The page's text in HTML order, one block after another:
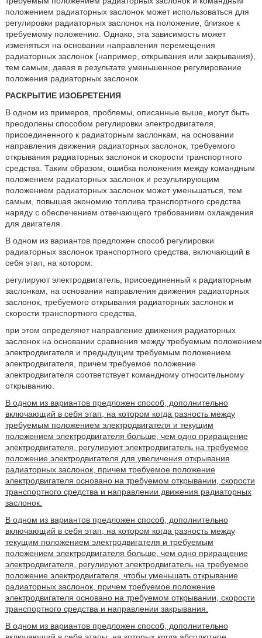
положением радиаторных заслонок может использоваться для
регулировки радиаторных заслонок на положение, близкое к
требуемому положению. Однако, эта зависимость может
изменяться на основании направления перемещения
радиаторных заслонок (например, открывания или закрывания),
тем самым, давая в результате уменьшенное регулирование
положения радиаторных заслонок.
РАСКРЫТИЕ ИЗОБРЕТЕНИЯ
В одном из примеров, проблемы, описанные выше, могут быть
преодолены способом регулировки электродвигателя,
присоединенного к радиаторным заслонкам, на основании
направления движения радиаторных заслонок, требуемого
открывания радиаторных заслонок и скорости транспортного
средства. Таким образом, ошибка положения между командным
положением радиаторных заслонок и результирующим
положением радиаторных заслонок может уменьшаться, тем
самым, повышая экономию топлива транспортного средства
наряду с обеспечением отвечающего требованиям охлаждения
для двигателя.
В одном из вариантов предложен способ регулировки
радиаторных заслонок транспортного средства, включающий в
себя этап, на котором:
регулируют электродвигатель, присоединенный к радиаторным
заслонкам, на основании направления движения радиаторных
заслонок, требуемого открывания радиаторных заслонок и
скорости транспортного средства,
при этом определяют направление движения радиаторных
заслонок на основании сравнения между требуемым положением
электродвигателя и предыдущим требуемым положением
электродвигателя, причем требуемое положение
электродвигателя соответствует командному относительному
открыванию.
В одном из вариантов предложен способ, дополнительно
включающий в себя этап, на котором когда разность между
требуемым положением электродвигателя и текущим
положением электродвигателя больше, чем одно приращение
электродвигателя, регулируют электродвигатель на требуемое
положение электродвигателя для увеличения открывания
радиаторных заслонок, причем требуемое положение
электродвигателя основано на требуемом открывании, скорости
транспортного средства и направлении движения радиаторных
заслонок.
В одном из вариантов предложен способ, дополнительно
включающий в себя этап, на котором когда разность между
текущим положением электродвигателя и требуемым
положением электродвигателя больше, чем одно приращение
электродвигателя, регулируют электродвигатель на требуемое
положение электродвигателя, чтобы уменьшать открывание
радиаторных заслонок, причем требуемое положение
электродвигателя основано на требуемом открывании, скорости
транспортного средства и направлении закрывания.
В одном из вариантов предложен способ, дополнительно